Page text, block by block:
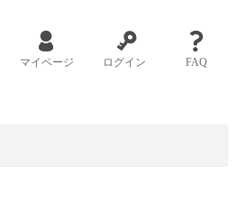
マイページ ログイン FAQ